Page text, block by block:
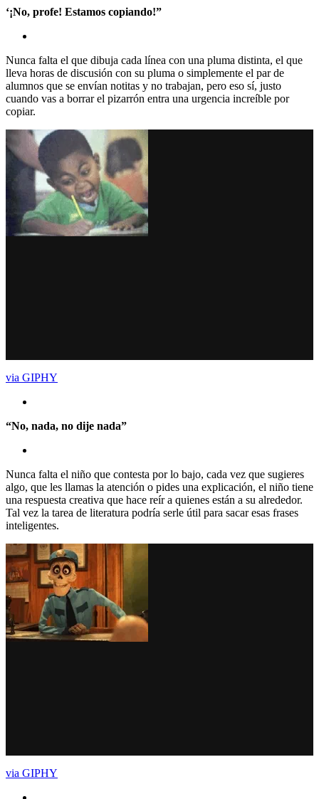
‘¡No, profe! Estamos copiando!”
Nunca falta el que dibuja cada línea con una pluma distinta, el que
lleva horas de discusión con su pluma o simplemente el par de
alumnos que se envían notitas y no trabajan, pero eso sí, justo
cuando vas a borrar el pizarrón entra una urgencia increíble por
copiar.
via GIPHY
“No, nada, no dije nada”
Nunca falta el niño que contesta por lo bajo, cada vez que sugieres
algo, que les llamas la atención o pides una explicación, el niño tiene
una respuesta creativa que hace reír a quienes están a su alrededor.
Tal vez la tarea de literatura podría serle útil para sacar esas frases
inteligentes.
via GIPHY